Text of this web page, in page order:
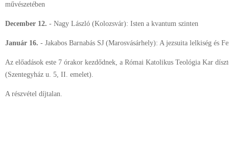
művészetében
December 12. - Nagy László (Kolozsvár): Isten a kvantum szinten
Január 16. - Jakabos Barnabás SJ (Marosvásárhely): A jezsuita lelkiség és
Az előadások este 7 órakor kezdődnek, a Római Katolikus Teológia Kar
(Szentegyház u. 5, II. emelet).
A részvétel díjtalan.